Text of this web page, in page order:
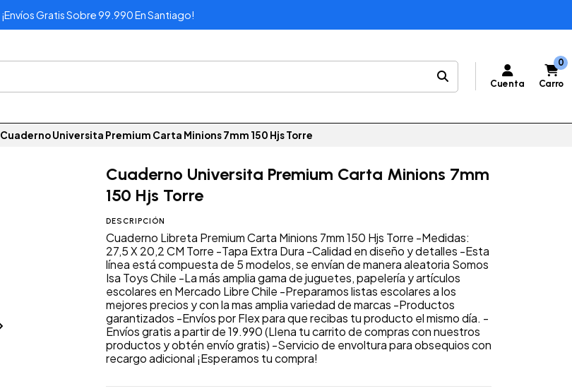
¡Envíos Gratis Sobre 99.990 En Santiago!
Cuenta
0
Carro
Cuaderno Universita Premium Carta Minions 7mm 150 Hjs Torre
Cuaderno Universita Premium Carta Minions 7mm
150 Hjs Torre
DESCRIPCIÓN
Cuaderno Libreta Premium Carta Minions 7mm 150 Hjs Torre -Medidas:
27,5 X 20,2 CM Torre -Tapa Extra Dura -Calidad en diseño y detalles -Esta
línea está compuesta de 5 modelos, se envían de manera aleatoria Somos
Isa Toys Chile -La más amplia gama de juguetes, papelería y artículos
escolares en Mercado Libre Chile -Preparamos listas escolares a los
mejores precios y con la mas amplia variedad de marcas -Productos
garantizados -Envíos por Flex para que recibas tu producto el mismo día. -
Envíos gratis a partir de 19.990 (Llena tu carrito de compras con nuestros
productos y obtén envío gratis) -Servicio de envoltura para obsequios con
recargo adicional ¡Esperamos tu compra!